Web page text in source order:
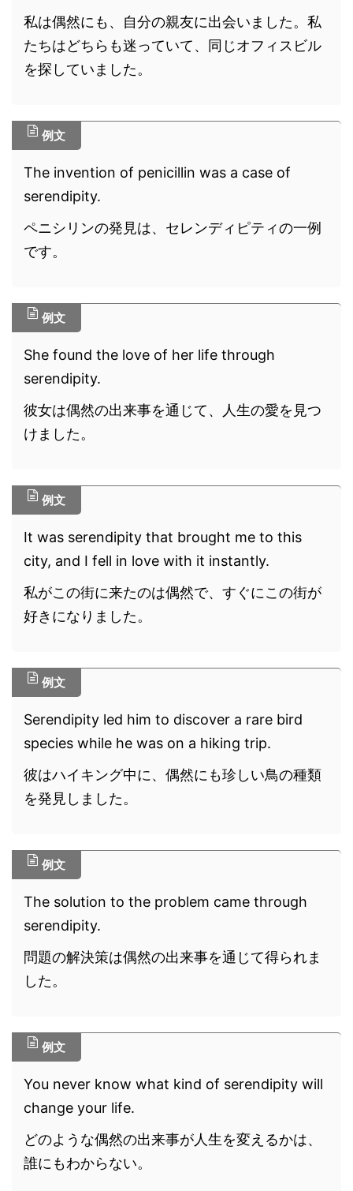
私は偶然にも、自分の親友に出会いました。私
たちはどちらも迷っていて、同じオフィスビル
を探していました。
例文
The invention of penicillin was a case of
serendipity.
ペニシリンの発見は、セレンディピティの一例
です。
例文
She found the love of her life through
serendipity.
彼女は偶然の出来事を通じて、人生の愛を見つ
けました。
例文
It was serendipity that brought me to this
city, and I fell in love with it instantly.
私がこの街に来たのは偶然で、すぐにこの街が
好きになりました。
例文
Serendipity led him to discover a rare bird
species while he was on a hiking trip.
彼はハイキング中に、偶然にも珍しい鳥の種類
を発見しました。
例文
The solution to the problem came through
serendipity.
問題の解決策は偶然の出来事を通じて得られま
した。
例文
You never know what kind of serendipity will
change your life.
どのような偶然の出来事が人生を変えるかは、
誰にもわからない。